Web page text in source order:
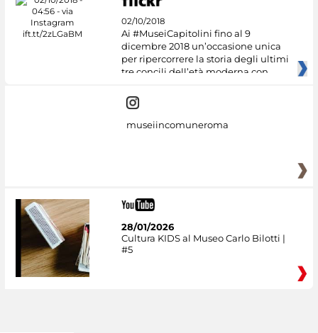
02/10/2018
Ai #MuseiCapitolini fino al 9
dicembre 2018 un’occasione unica
per ripercorrere la storia degli ultimi
tre concili dell’età moderna con
museiincomuneroma
28/01/2026
Cultura KIDS al Museo Carlo Bilotti |
#5